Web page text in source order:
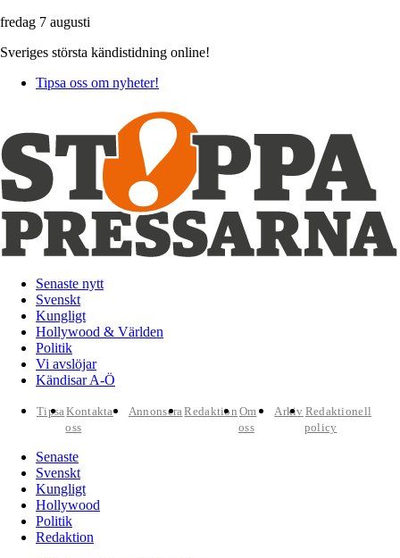
fredag 7 augusti
Sveriges största kändistidning online!
Tipsa oss om nyheter!
Senaste nytt
Svenskt
Kungligt
Hollywood & Världen
Politik
Vi avslöjar
Kändisar A-Ö
TipsaKontakta
oss
AnnonseraRedaktion Om
oss
Arkiv Redaktionell
policy
Senaste
Svenskt
Kungligt
Hollywood
Politik
Redaktion